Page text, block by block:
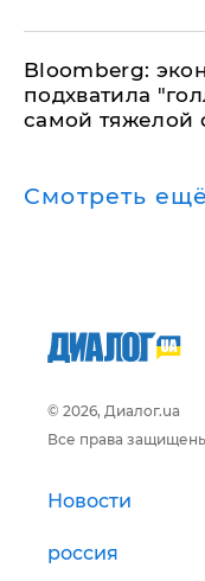
Bloomberg:
подхватила
самой тяжелой
Смотреть ещё
© 2026, Диалог.ua
Все права
Новости
россия